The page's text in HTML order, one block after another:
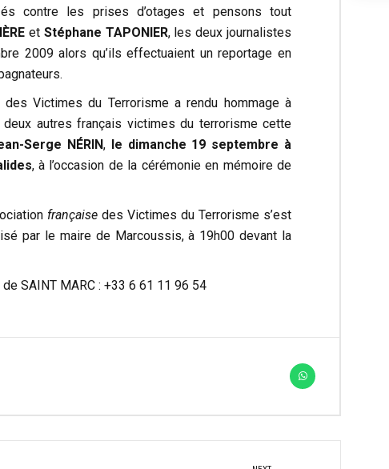
contre les prises d’otages et pensons tout
et Stéphane TAPONIER, les deux journalistes
2009 alors qu’ils effectuaient un reportage en
des Victimes du Terrorisme a rendu hommage à
deux autres français victimes du terrorisme cette
Serge NÉRIN, le dimanche 19 septembre à
, à l’occasion de la cérémonie en mémoire de
françaisedes Victimes du Terrorisme s’est
par le maire de Marcoussis, à 19h00 devant la
SAINT MARC : +33 6 61 11 96 54